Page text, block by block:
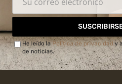
He leído laPolítica de privacidady
de noticias.